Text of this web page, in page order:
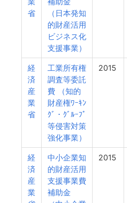
省
（日本発知
的財産活用
ビジネス化
支援事業）
経
済
産
業
省
工業所有権
調査等委託
費 （知的
財産権ﾜｰｷﾝ
ｸﾞ・ｸﾞﾙｰﾌﾟ
等侵害対策
強化事業）
2015
経
済
産
業
中小企業知
的財産活用
支援事業費
補助金
2015